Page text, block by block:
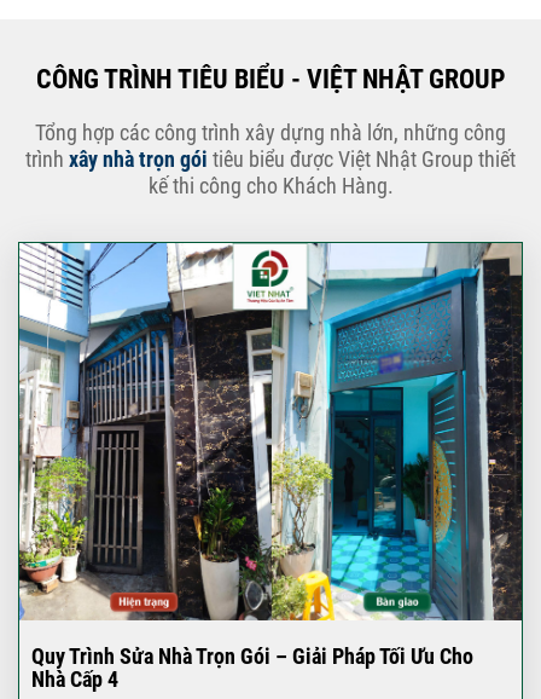
CÔNG TRÌNH TIÊU BIỂU - VIỆT NHẬT GROUP
Tổng hợp các công trình xây dựng nhà lớn, những công
trình xây nhà trọn gói tiêu biểu được Việt Nhật Group thiết
kế thi công cho Khách Hàng.
Quy Trình Sửa Nhà Trọn Gói – Giải Pháp Tối Ưu Cho
Nhà Cấp 4